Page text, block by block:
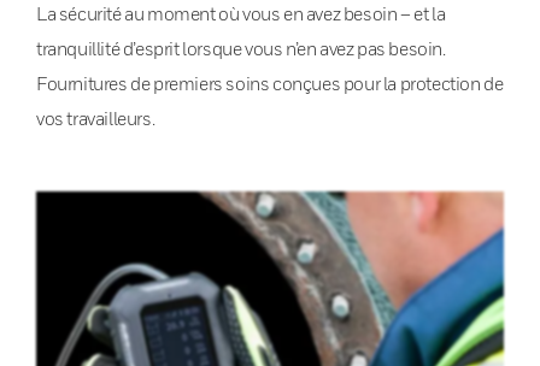
La sécurité au moment où vous en avez besoin – et la
tranquillité d’esprit lorsque vous n’en avez pas besoin.
Fournitures de premiers soins conçues pour la protection de
vos travailleurs.